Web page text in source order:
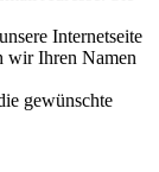
Internetseite
wir Ihren Namen
gewünschte